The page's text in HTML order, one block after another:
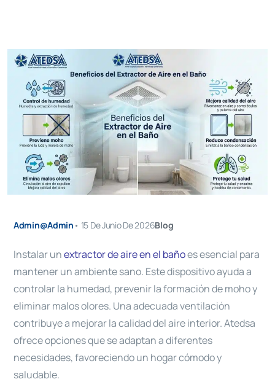
Admin@admin • 15 De Junio De 2026Blog
Instalar unextractor de aire en el bañoes esencial para
mantener un ambiente sano. Este dispositivo ayuda a
controlar la humedad, prevenir la formación de moho y
eliminar malos olores. Una adecuada ventilación
contribuye a mejorar la calidad del aire interior. Atedsa
ofrece opciones que se adaptan a diferentes
necesidades, favoreciendo un hogar cómodo y
saludable.